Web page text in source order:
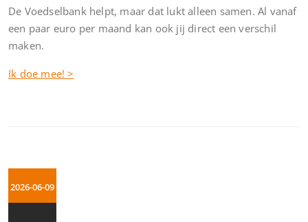
De Voedselbank helpt, maar dat lukt alleen samen. Al vanaf
een paar euro per maand kan ook jij direct een verschil
maken.
Ik doe mee! >
2026-06-09